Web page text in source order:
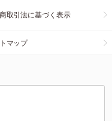
取引法に基づく表示
マップ